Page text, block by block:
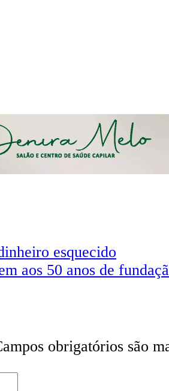
esquecido
aos 50 anos de
obrigatórios são